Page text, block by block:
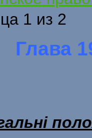
1 из 2
Глава